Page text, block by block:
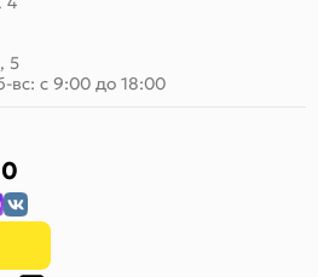
5
вс: с 9:00 до 18:00